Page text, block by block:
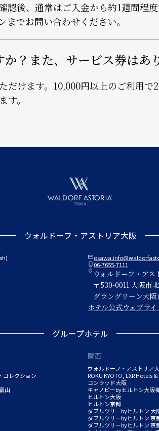
認後、通常はご入金から約1週間程
までお問い合わせください。
？また、サービス券はあ
だけます。10,000円以上のご利用で
す。
ウォルドーフ・アストリア大阪

 06-7655-7111
 ウォルドーフ・アス
〒530-0011 大阪市
グラングリーン大
ホテル公式ウェブサイ
グループホテル
コレクション
山
関西
ウォルドーフ・アストリア
ROKU KYOTO, LXR Hotels
コンラッド大阪
キャノピーbyヒルトン大阪
ヒルトン大阪
ヒルトン京都
ダブルツリーbyヒルトン 大
ダブルツリーbyヒルトン 京
ダブルツリーbyヒルトン 京